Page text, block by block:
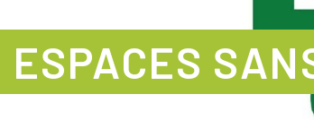
ESPACES